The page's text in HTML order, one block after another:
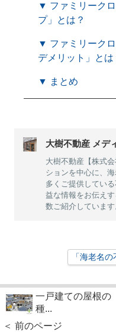
▼ ファミリーク
プ」とは？
▼ ファミリーク
デメリット」とは
▼ まとめ
大樹不動産 メデ
大樹不動産【株式
ションを中心に、
多くご提供してい
益な情報をお伝え
数ご紹介しています
「海老名
一戸建ての屋根の
種...
＜ 前のページ